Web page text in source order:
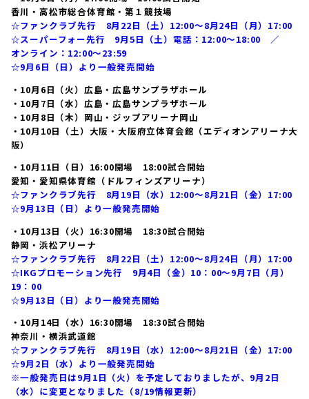
香川・高松市総合体育館・第１競技場
☆ファンクラブ先行 8月22日（土）12:00～8月24日（月）17:00
☆スーパーフォー先行 9月5日（土）電話：12:00〜18:00 ／
オンライン：12:00〜23:59
☆9月6日（日）より一般発売開始
・10月6日（火）広島・広島サンプラザホール
・10月7日（水）広島・広島サンプラザホール
・10月8日（木）岡山・ジップアリーナ岡山
・10月10日（土）大阪・大阪府立体育会館（エディオンアリーナ大
阪）
・10月11日（日）16:00開場 18:00試合開始
愛知・愛知県体育館（ドルフィンズアリーナ）
☆ファンクラブ先行 8月19日（水）12:00～8月21日（金）17:00
☆9月13日（日）より一般発売開始
・10月13日（火）16:30開場 18:30試合開始
静岡・浜松アリーナ
☆ファンクラブ先行 8月22日（土）12:00～8月24日（月）17:00
☆IKGプロモーション先行 9月4日（金）10：00～9月7日（月）
19：00
☆9月13日（日）より一般発売開始
・10月14日（水）16:30開場 18:30試合開始
神奈川・横浜武道館
☆ファンクラブ先行 8月19日（水）12:00～8月21日（金）17:00
☆9月2日（水）より一般発売開始
※一般発売日は9月1日（火）を予定しておりましたが、9月2日
（水）に変更となりました（8/19情報更新）